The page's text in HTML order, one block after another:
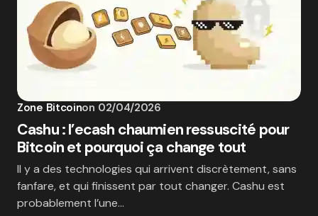
Zone Bitcoinon 02/04/2026
Cashu : l’ecash chaumien ressuscité pour
Bitcoin et pourquoi ça change tout
Il y a des technologies qui arrivent discrètement, sans
fanfare, et qui finissent par tout changer. Cashu est
probablement l’une…